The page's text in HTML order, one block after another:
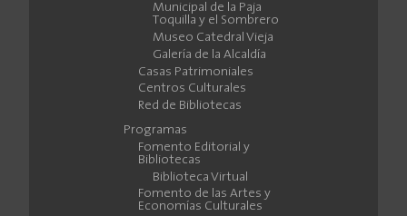
Municipal de la Paja
Toquilla y el Sombrero
Museo Catedral Vieja
Galería de la Alcaldía
Casas Patrimoniales
Centros Culturales
Red de Bibliotecas
Programas
Fomento Editorial y
Bibliotecas
Biblioteca Virtual
Fomento de las Artes y
Economías Culturales